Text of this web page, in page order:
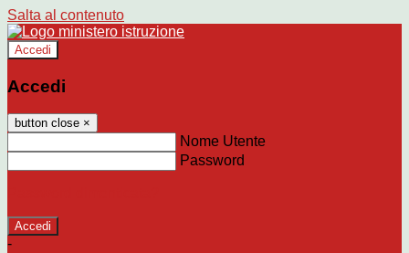
Salta al contenuto
Accedi
Accedi
button close ×
Nome Utente
Password
-